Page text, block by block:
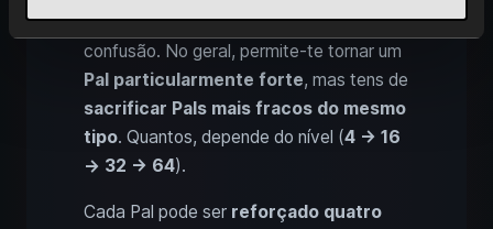
pouco explicada e frequentemente causa
confusão. No geral, permite-te tornar um
Pal particularmente forte, mas tens de
sacrificar Pals mais fracos do mesmo
tipo. Quantos, depende do nível (4 → 16
→ 32 → 64).
Cada Pal pode ser reforçado quatro